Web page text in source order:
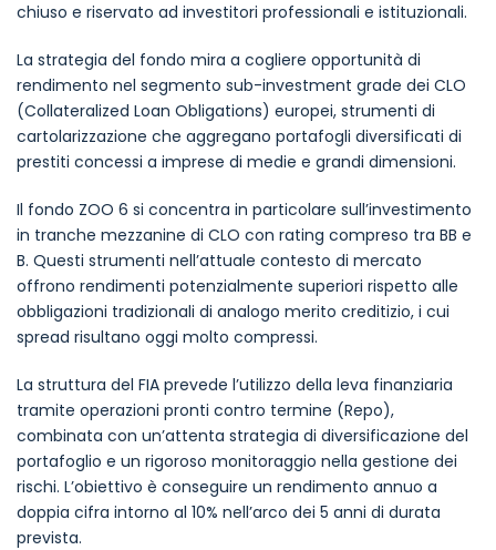
chiuso e riservato ad investitori professionali e istituzionali.
La strategia del fondo mira a cogliere opportunità di
rendimento nel segmento sub-investment grade dei CLO
(Collateralized Loan Obligations) europei, strumenti di
cartolarizzazione che aggregano portafogli diversificati di
prestiti concessi a imprese di medie e grandi dimensioni.
Il fondo ZOO 6 si concentra in particolare sull’investimento
in tranche mezzanine di CLO con rating compreso tra BB e
B. Questi strumenti nell’attuale contesto di mercato
offrono rendimenti potenzialmente superiori rispetto alle
obbligazioni tradizionali di analogo merito creditizio, i cui
spread risultano oggi molto compressi.
La struttura del FIA prevede l’utilizzo della leva finanziaria
tramite operazioni pronti contro termine (Repo),
combinata con un’attenta strategia di diversificazione del
portafoglio e un rigoroso monitoraggio nella gestione dei
rischi. L’obiettivo è conseguire un rendimento annuo a
doppia cifra intorno al 10% nell’arco dei 5 anni di durata
prevista.